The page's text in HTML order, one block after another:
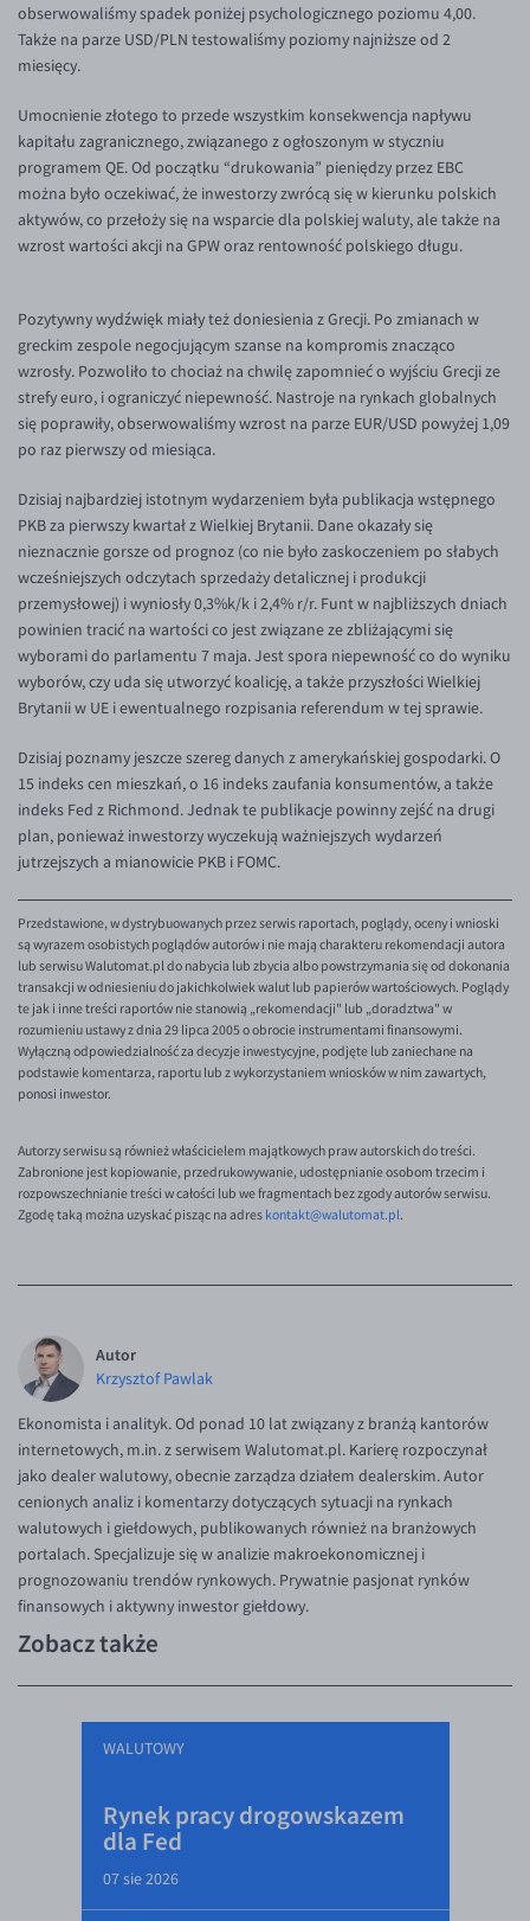
Inne pary walutowe
CAD/PLN
CNY/PLN
HKD/PLN
HUF/PLN
JPY/PLN
NZD/PLN
RON/PLN
SGD/PLN
ZAR/PLN
EUR/USD
EUR/GBP
EUR/CZK
EUR/NOK
EUR/SEK
EUR/AUD
EUR/CAD
EUR/CNY
EUR/HKD
EUR/HUF
EUR/ILS
EUR/NZD
EUR/RON
GBP/USD
USD/CHF
GBP/CHF
Aplikacja mobilna
Bezpieczeństwo
Pomoc
FAQ
Konto i opłaty
Wymiana walut
Przelewy zagraniczne
Słowniczek
Poradnik
KONTAKT
Dla mediów
obserwowaliśmy spadek poniżej psychologicznego poziomu 4,00.
Także na parze USD/PLN testowaliśmy poziomy najniższe od 2
miesięcy.
Umocnienie złotego to przede wszystkim konsekwencja napływu
kapitału zagranicznego, związanego z ogłoszonym w styczniu
programem QE. Od początku “drukowania” pieniędzy przez EBC
można było oczekiwać, że inwestorzy zwrócą się w kierunku polskich
aktywów, co przełoży się na wsparcie dla polskiej waluty, ale także na
wzrost wartości akcji na GPW oraz rentowność polskiego długu.
Pozytywny wydźwięk miały też doniesienia z Grecji. Po zmianach w
greckim zespole negocjującym szanse na kompromis znacząco
wzrosły. Pozwoliło to chociaż na chwilę zapomnieć o wyjściu Grecji ze
strefy euro, i ograniczyć niepewność. Nastroje na rynkach globalnych
się poprawiły, obserwowaliśmy wzrost na parze EUR/USD powyżej 1,09
po raz pierwszy od miesiąca.
Dzisiaj najbardziej istotnym wydarzeniem była publikacja wstępnego
PKB za pierwszy kwartał z Wielkiej Brytanii. Dane okazały się
nieznacznie gorsze od prognoz (co nie było zaskoczeniem po słabych
wcześniejszych odczytach sprzedaży detalicznej i produkcji
przemysłowej) i wyniosły 0,3%k/k i 2,4% r/r. Funt w najbliższych dniach
powinien tracić na wartości co jest związane ze zbliżającymi się
wyborami do parlamentu 7 maja. Jest spora niepewność co do wyniku
wyborów, czy uda się utworzyć koalicję, a także przyszłości Wielkiej
Brytanii w UE i ewentualnego rozpisania referendum w tej sprawie.
Dzisiaj poznamy jeszcze szereg danych z amerykańskiej gospodarki. O
15 indeks cen mieszkań, o 16 indeks zaufania konsumentów, a także
indeks Fed z Richmond. Jednak te publikacje powinny zejść na drugi
plan, ponieważ inwestorzy wyczekują ważniejszych wydarzeń
jutrzejszych a mianowicie PKB i FOMC.
Przedstawione, w dystrybuowanych przez serwis raportach, poglądy, oceny i wnioski
są wyrazem osobistych poglądów autorów i nie mają charakteru rekomendacji autora
lub serwisu Walutomat.pl do nabycia lub zbycia albo powstrzymania się od dokonania
transakcji w odniesieniu do jakichkolwiek walut lub papierów wartościowych. Poglądy
te jak i inne treści raportów nie stanowią „rekomendacji" lub „doradztwa" w
rozumieniu ustawy z dnia 29 lipca 2005 o obrocie instrumentami finansowymi.
Wyłączną odpowiedzialność za decyzje inwestycyjne, podjęte lub zaniechane na
podstawie komentarza, raportu lub z wykorzystaniem wniosków w nim zawartych,
ponosi inwestor.
Autorzy serwisu są również właścicielem majątkowych praw autorskich do treści.
Zabronione jest kopiowanie, przedrukowywanie, udostępnianie osobom trzecim i
rozpowszechnianie treści w całości lub we fragmentach bez zgody autorów serwisu.
Zgodę taką można uzyskać pisząc na adres kontakt@walutomat.pl.
Autor
Krzysztof Pawlak
Ekonomista i analityk. Od ponad 10 lat związany z branżą kantorów
internetowych, m.in. z serwisem Walutomat.pl. Karierę rozpoczynał
jako dealer walutowy, obecnie zarządza działem dealerskim. Autor
cenionych analiz i komentarzy dotyczących sytuacji na rynkach
walutowych i giełdowych, publikowanych również na branżowych
portalach. Specjalizuje się w analizie makroekonomicznej i
prognozowaniu trendów rynkowych. Prywatnie pasjonat rynków
finansowych i aktywny inwestor giełdowy.
Zobacz także
WALUTOWY
Rynek pracy drogowskazem
dla Fed
07 sie 2026